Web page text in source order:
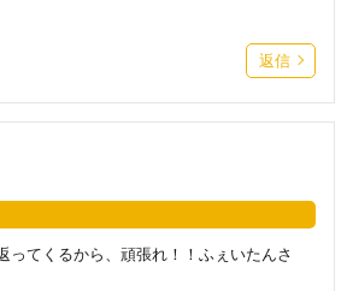
返信
ってくるから、頑張れ！！ふぇいたんさ